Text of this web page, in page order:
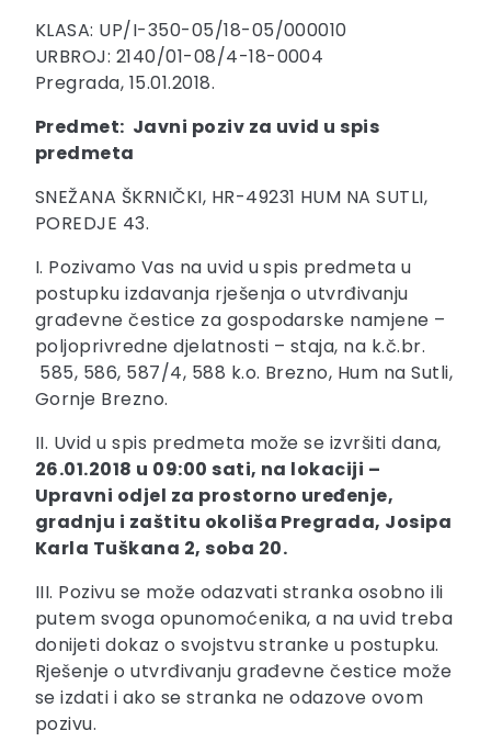
KLASA: UP/I-350-05/18-05/000010
URBROJ: 2140/01-08/4-18-0004
Pregrada, 15.01.2018.
Predmet: Javni poziv za uvid u spis
predmeta
SNEŽANA ŠKRNIČKI, HR-49231 HUM NA SUTLI,
POREDJE 43.
I. Pozivamo Vas na uvid u spis predmeta u
postupku izdavanja rješenja o utvrđivanju
građevne čestice za gospodarske namjene –
poljoprivredne djelatnosti – staja, na k.č.br.
585, 586, 587/4, 588 k.o. Brezno, Hum na Sutli,
Gornje Brezno.
II. Uvid u spis predmeta može se izvršiti dana,
26.01.2018 u 09:00 sati, na lokaciji –
Upravni odjel za prostorno uređenje,
gradnju i zaštitu okoliša Pregrada, Josipa
Karla Tuškana 2, soba 20.
III. Pozivu se može odazvati stranka osobno ili
putem svoga opunomoćenika, a na uvid treba
donijeti dokaz o svojstvu stranke u postupku.
Rješenje o utvrđivanju građevne čestice može
se izdati i ako se stranka ne odazove ovom
pozivu.